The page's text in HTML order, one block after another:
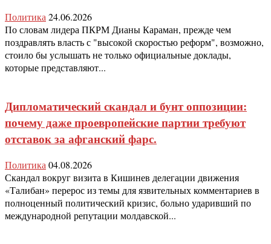
Политика24.06.2026
По словам лидера ПКРМ Дианы Караман, прежде чем
поздравлять власть с "высокой скоростью реформ", возможно,
стоило бы услышать не только официальные доклады,
которые представляют...
Дипломатический скандал и бунт оппозиции:
почему даже проевропейские партии требуют
отставок за афганский фарс.
Политика 04.08.2026
Скандал вокруг визита в Кишинев делегации движения
«Талибан» перерос из темы для язвительных комментариев в
полноценный политический кризис, больно ударивший по
международной репутации молдавской...